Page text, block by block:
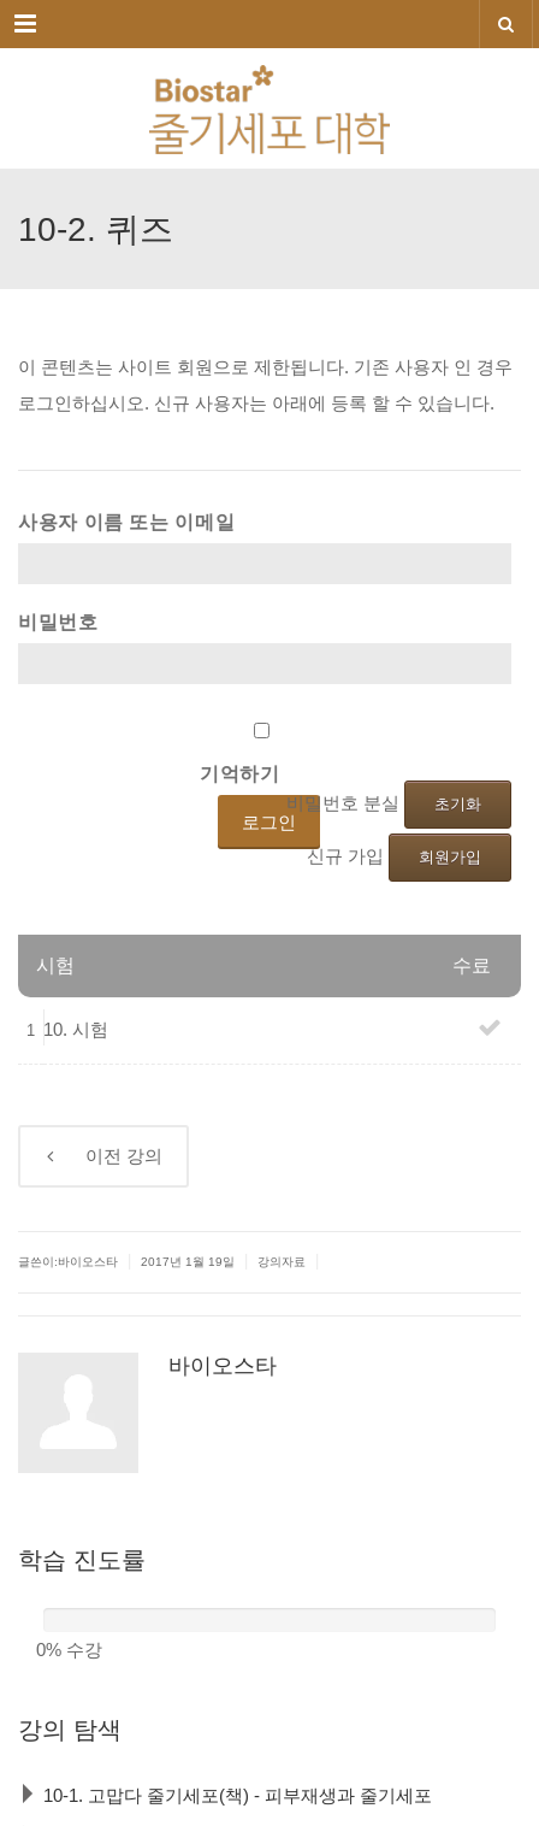
메뉴
10-2. 퀴즈
이 콘텐츠는 사이트 회원으로 제한됩니다. 기존 사용자 인 경우
로그인하십시오. 신규 사용자는 아래에 등록 할 수 있습니다.
사용자 이름 또는 이메일
비밀번호
기억하기
비밀번호 분실 초기화
신규 가입 회원가입
시험 수료
1 10. 시험
이전 강의
글쓴이:바이오스타 2017년 1월 19일 강의자료
바이오스타
학습 진도률
0% 수강
강의 탐색
10-1. 고맙다 줄기세포(책) - 피부재생과 줄기세포